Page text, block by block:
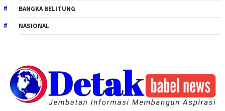
BANGKA BELITUNG
NASIONAL